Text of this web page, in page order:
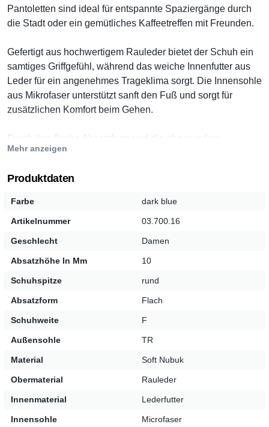
Pantoletten sind ideal für entspannte Spaziergänge durch
die Stadt oder ein gemütliches Kaffeetreffen mit Freunden.
Gefertigt aus hochwertigem Rauleder bietet der Schuh ein
samtiges Griffgefühl, während das weiche Innenfutter aus
Leder für ein angenehmes Trageklima sorgt. Die Innensohle
aus Mikrofaser unterstützt sanft den Fuß und sorgt für
zusätzlichen Komfort beim Gehen.
Durch ihre flache Absatzform und die abgerundete
Schuhspitze sind diese Pantoletten eine bequeme Wahl für
Material verspricht eine gute Langlebigkeit und Haltbarkeit,
egal wohin Ihr Weg Sie führt.
Ob zur Jeans oder zum Sommerkleid, diese Pantoletten
überzeugen durch ihre Vielseitigkeit und sind ein dezenter
Mehr anzeigen
Produktdaten
Farbe dark blue
Artikelnummer 03.700.16
Geschlecht Damen
Absatzhöhe In Mm 10
Schuhspitze rund
Absatzform Flach
Schuhweite F
Außensohle TR
Material Soft Nubuk
Obermaterial Rauleder
Innenmaterial Lederfutter
Innensohle Microfaser